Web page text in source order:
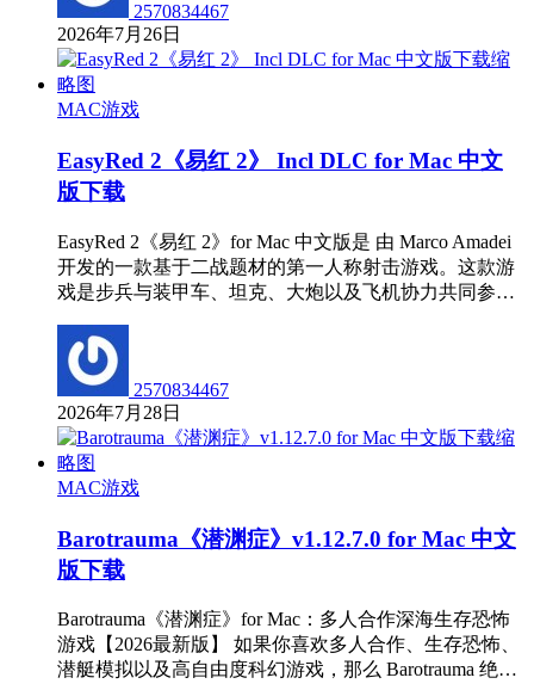
2570834467
2026年7月26日
MAC游戏
EasyRed 2《易红 2》 Incl DLC for Mac 中文
版下载
EasyRed 2《易红 2》for Mac 中文版是 由 Marco Amadei
开发的一款基于二战题材的第一人称射击游戏。这款游
戏是步兵与装甲车、坦克、大炮以及飞机协力共同参…
2570834467
2026年7月28日
MAC游戏
Barotrauma《潜渊症》v1.12.7.0 for Mac 中文
版下载
Barotrauma《潜渊症》for Mac：多人合作深海生存恐怖
游戏【2026最新版】 如果你喜欢多人合作、生存恐怖、
潜艇模拟以及高自由度科幻游戏，那么 Barotrauma 绝…